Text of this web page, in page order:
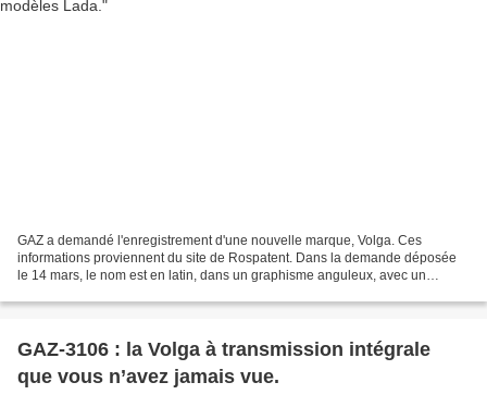
GAZ a demandé l'enregistrement d'une nouvelle marque, Volga. Ces
informations proviennent du site de Rospatent. Dans la demande déposée
le 14 mars, le nom est en latin, dans un graphisme anguleux, avec un
GAZ-3106 : la Volga à transmission intégrale
que vous n’avez jamais vue.